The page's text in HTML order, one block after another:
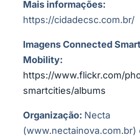
Mais informações:
https://cidadecsc.com.br/
Imagens Connected
Mobility:
https://www.flickr.com/
smartcities/albums
Organização: Necta
(www.nectainova.com.br)